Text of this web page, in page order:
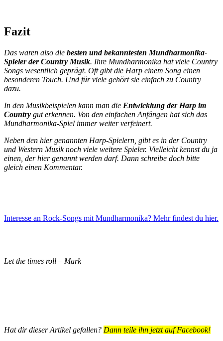
Fazit
Das waren also die besten und bekanntesten Mundharmonika-
Spieler der Country Musik. Ihre Mundharmonika hat viele Country
Songs wesentlich geprägt. Oft gibt die Harp einem Song einen
besonderen Touch. Und für viele gehört sie einfach zu Country
dazu.
In den Musikbeispielen kann man die Entwicklung der Harp im
Country gut erkennen. Von den einfachen Anfängen hat sich das
Mundharmonika-Spiel immer weiter verfeinert.
Neben den hier genannten Harp-Spielern, gibt es in der Country
und Western Musik noch viele weitere Spieler. Vielleicht kennst du ja
einen, der hier genannt werden darf. Dann schreibe doch bitte
gleich einen Kommentar.
Interesse an Rock-Songs mit Mundharmonika? Mehr findest du hier.
Let the times roll – Mark
Hat dir dieser Artikel gefallen? Dann teile ihn jetzt auf Facebook!